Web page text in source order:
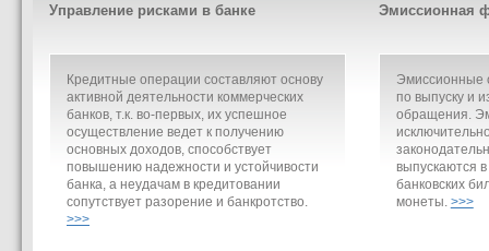
Управление рисками в банке
Кредитные операции составляют основу
активной деятельности коммерческих
банков, т.к. во-первых, их успешное
осуществление ведет к получению
основных доходов, способствует
повышению надежности и устойчивости
банка, а неудачам в кредитовании
сопутствует разорение и банкротство.
>>>
Эмиссионная
Эмиссионные
по выпуску и
обращения.
выпускаются
банковских
монеты. >>>